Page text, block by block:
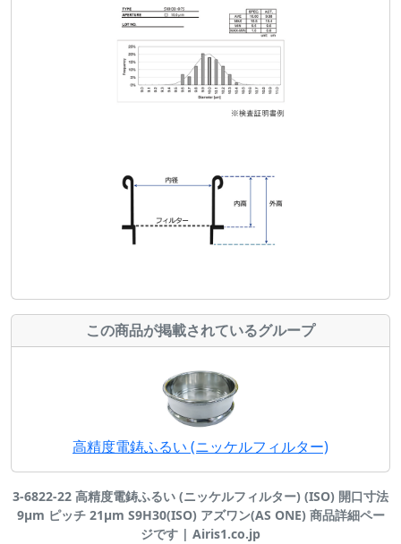
この商品が掲載されているグループ
高精度電鋳ふるい (ニッケルフィルター)
3-6822-22 高精度電鋳ふるい (ニッケルフィルター) (ISO) 開口寸法
9μm ピッチ 21μm S9H30(ISO) アズワン(AS ONE) 商品詳細ペー
ジです | Airis1.co.jp